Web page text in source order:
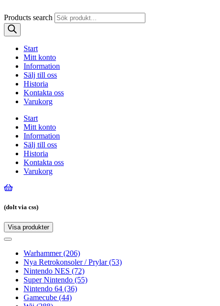
Products search
Start
Mitt konto
Information
Sälj till oss
Historia
Kontakta oss
Varukorg
Start
Mitt konto
Information
Sälj till oss
Historia
Kontakta oss
Varukorg
(dolt via css)
Visa produkter
Toggle
Toggle
navigationWarhammer(206)
Nya Retrokonsoler / Prylar(53)
Nintendo NES (72)
Super Nintendo (55)
Nintendo 64 (36)
Gamecube (44)